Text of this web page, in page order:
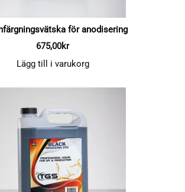
för anodisering
675,00kr
Lägg till i varukorg